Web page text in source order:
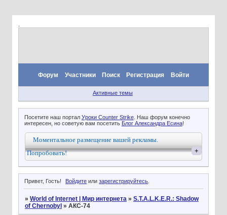
Форум Участники Поиск Регистрация Войти
Активные темы
Посетите наш портал Уроки Counter Strike. Наш форум конечно
интересен, но советую вам посетить Блог Александра Есина!
Моментальное размещение вашей рекламы.
Попробовать!
+
Привет, Гость! Войдите илизарегистрируйтесь.
» World of Internet | Мир интернета » S.T.A.L.K.E.R.: Shadow
of Chernobyl » АКС-74